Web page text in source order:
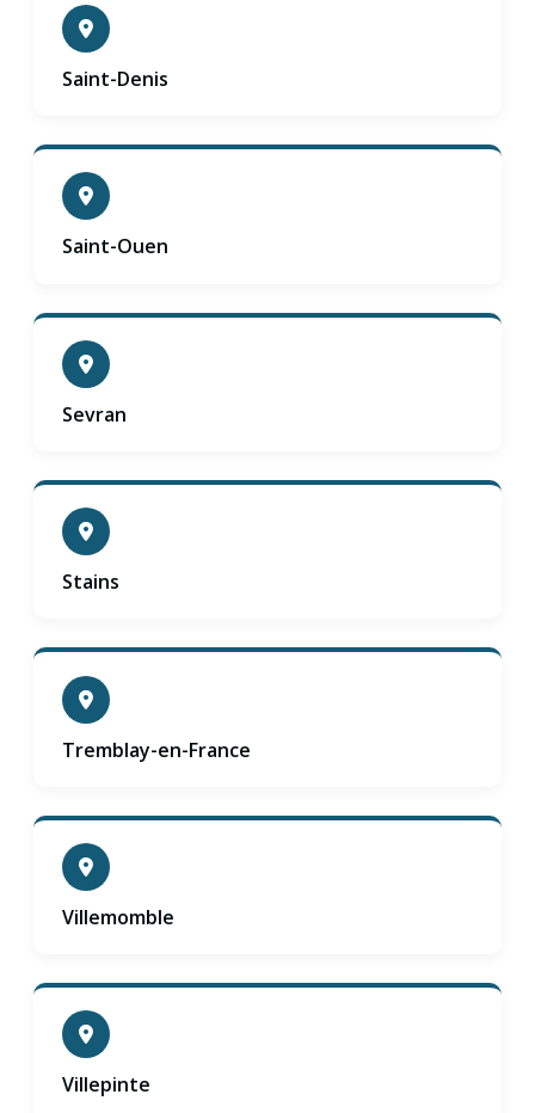
Saint-Denis
Saint-Ouen
Sevran
Stains
Tremblay-en-France
Villemomble
Villepinte